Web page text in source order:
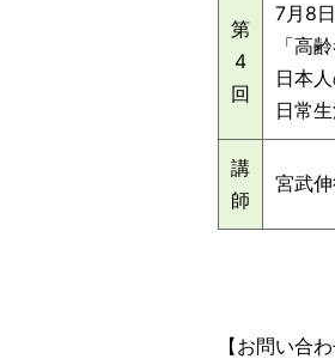
第
4
回
7月8日
「高
日本
日常
講
師
宮武
【お問い合わ